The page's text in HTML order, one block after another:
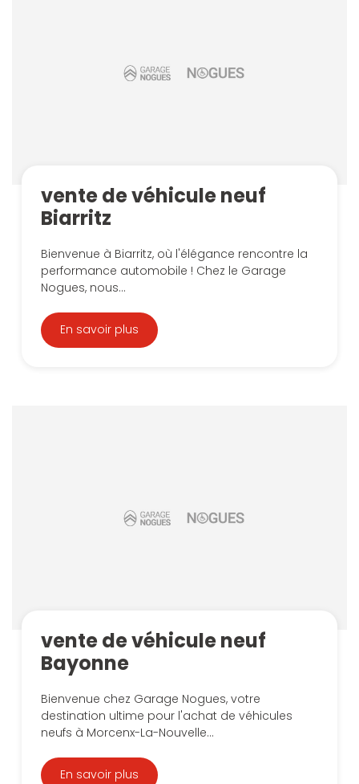
vente de véhicule neuf
Biarritz
Bienvenue à Biarritz, où l'élégance rencontre la
performance automobile ! Chez le Garage
Nogues, nous...
En savoir plus
vente de véhicule neuf
Bayonne
Bienvenue chez Garage Nogues, votre
destination ultime pour l'achat de véhicules
neufs à Morcenx-La-Nouvelle...
En savoir plus